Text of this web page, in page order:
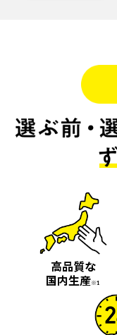
高品質な
国内生産※1